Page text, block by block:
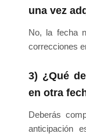
una vez
No, la fecha
correcciones
3) ¿Qué
en otra
Deberás
anticipación